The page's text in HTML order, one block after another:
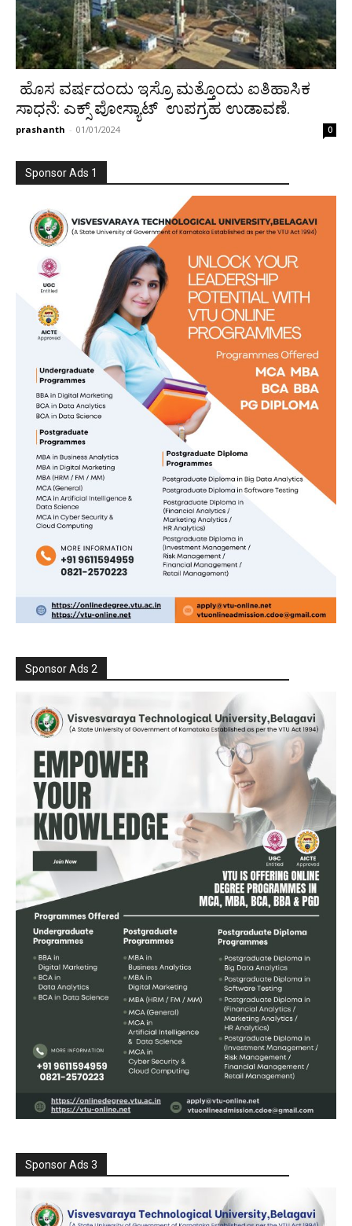
ಹೊಸ ವರ್ಷದಂದು ಇಸ್ರೊ ಮತ್ತೊಂದು ಐತಿಹಾಸಿಕ
ಸಾಧನೆ: ಎಕ್ಸ್‌ ಪೋಸ್ಯಾಟ್ ಉಪಗ್ರಹ ಉಡಾವಣೆ.
prashanth - 01/01/2024 0
Sponsor Ads 1
Sponsor Ads 2
Sponsor Ads 3